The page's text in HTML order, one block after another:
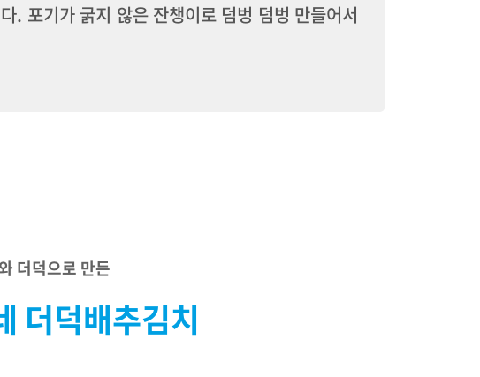
. 포기가 굵지 않은 잔챙이로 덤벙 덤벙 만들어서
더덕으로 만든
더덕배추김치